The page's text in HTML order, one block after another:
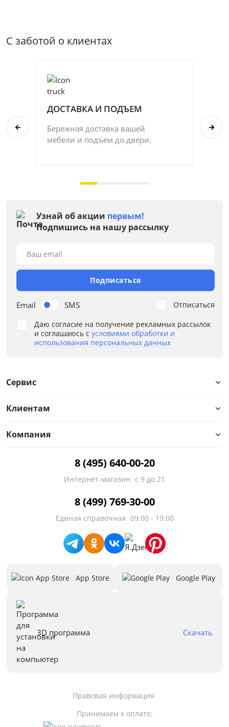
С заботой о клиентах
ДОСТАВКА И ПОДЪЕМ
Бережная доставка вашей
мебели и подъём до двери.
Узнай об акции первым!
Подпишись на нашу рассылку
Email SMS
Ваш email
Подписаться
Даю согласие на получение рекламных рассылок
и соглашаюсь с условиями обработки и
использования персональных данных
Отписаться
Сервис
Клиентам
Компания
8 (495) 640-00-20
Интернет-магазин с 9 до 21
8 (499) 769-30-00
Единая справочная 09:00 - 19:00
App Store Google Play
3D программа Скачать
Принимаем к оплате:
Правовая информация